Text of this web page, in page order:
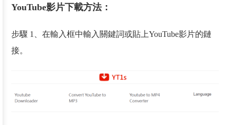
YouTube影片下載方法：
步驟 1、在輸入框中輸入關鍵詞或貼上YouTube影片的鏈
接。